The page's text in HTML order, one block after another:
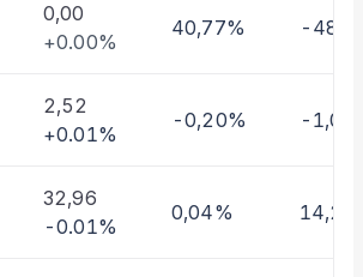
0,00
+0.00%
40,77% -
2,52
+0.01%
-0,20% -
32,96
-0.01%
0,04%